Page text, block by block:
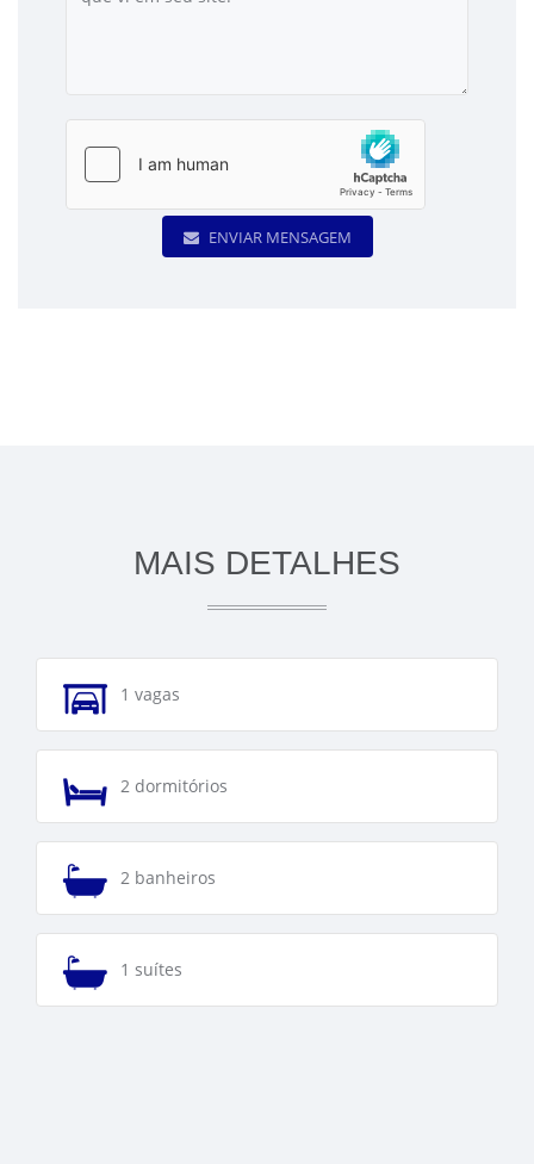
ENVIAR MENSAGEM
MAIS DETALHES
1 vagas
2 dormitórios
2 banheiros
1 suítes